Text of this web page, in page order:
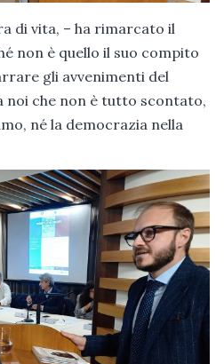
di vita, – ha rimarcato il
non è quello il suo compito
gli avvenimenti del
noi che non è tutto scontato,
né la democrazia nella